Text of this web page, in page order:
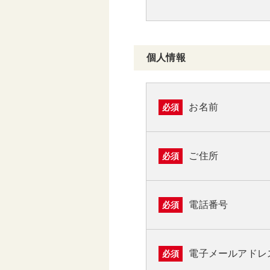
個人情報
必須 お名前
必須 ご住所
必須 電話番号
必須 電子メールアドレ